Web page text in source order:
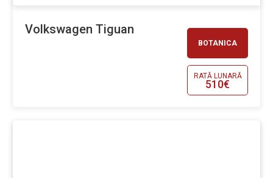
BOTANICA
RATĂ LUNARĂ
510€
Volkswagen Tiguan